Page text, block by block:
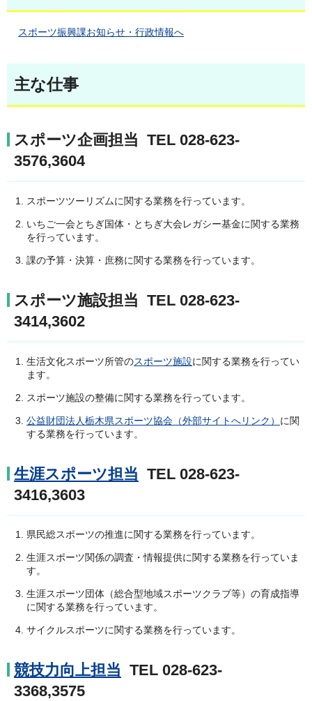
スポーツ振興課お知らせ・行政情報へ
主な仕事
スポーツ企画担当 TEL 028-623-
3576,3604
スポーツツーリズムに関する業務を行っています。
いちご一会とちぎ国体・とちぎ大会レガシー基金に関する業務
を行っています。
課の予算・決算・庶務に関する業務を行っています。
スポーツ施設担当 TEL 028-623-
3414,3602
生活文化スポーツ所管のスポーツ施設に関する業務を行ってい
ます。
スポーツ施設の整備に関する業務を行っています。
公益財団法人栃木県スポーツ協会（外部サイトへリンク） に関
する業務を行っています。
生涯スポーツ担当 TEL 028-623-
3416,3603
県民総スポーツの推進に関する業務を行っています。
生涯スポーツ関係の調査・情報提供に関する業務を行っていま
す。
生涯スポーツ団体（総合型地域スポーツクラブ等）の育成指導
に関する業務を行っています。
サイクルスポーツに関する業務を行っています。
競技力向上担当 TEL 028-623-
3368,3575